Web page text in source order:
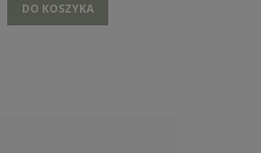
DO KOSZYKA